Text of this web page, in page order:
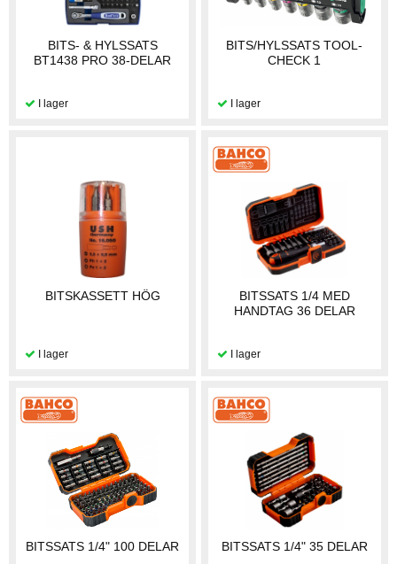
BITS- & HYLSSATS
BT1438 PRO 38-DELAR
BITS/HYLSSATS TOOL-
CHECK 1
BITSKASSETT HÖG
BITSSATS 1/4 MED
HANDTAG 36 DELAR
BITSSATS 1/4" 100 DELAR BITSSATS 1/4" 35 DELAR